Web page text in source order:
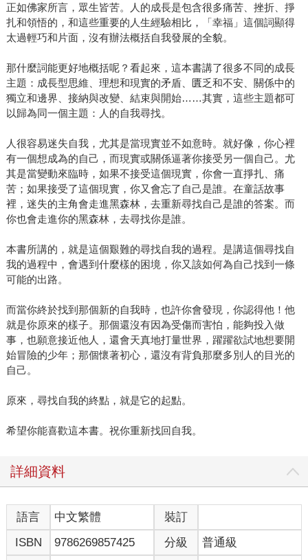
正如佛家所言，眾生皆苦。人的成長是包含很多痛苦、挫折、掙
扎和領悟的，和這些重要的人生經驗相比，「幸福」這個詞顯得
太過輕巧和片面，沒有辦法概括自我發展的全貌。
那什麼詞能更好地概括呢？看起來，這本書講了很多不同的成長
主題：成長型思維、理想和現實的矛盾、匱乏和不安、關係中的
獨立和邊界、接納與改變、結束與開始……其實，這些主題都可
以歸為同一個主題：人的自我尋找。
人很容易迷失自我，尤其是當現實並不如意時。就好像，你心裡
有一個想成為的自己，而現實或關係逼著你接受另一個自己。尤
其是當變動來臨時，如果不接受這個現實，你會一直掙扎、痛
苦；如果接受了這個現實，你又會忘了自己是誰。在童話故事
裡，迷失的主角會走進黑森林，去重新尋找自己是誰的答案。而
你也會走進你的黑森林，去尋找你是誰。
本書所講的，就是這個艱難的尋找自我的過程。是講這個尋找自
我的過程中，會遇到什麼樣的困境，你又該如何為自己找到一條
可能的出路。
而當你終於找到那個新的自我時，也許你會發現，你認得他！他
就是你原來的樣子。那個還沒有因為受傷而害怕，能夠投入做
事，也願意接近他人，還會天真地打量世界，躍躍欲試地想要開
始冒險的少年；那個懷著初心，還沒有背負那麼多別人的目光的
自己。
原來，尋找自我的終點，就是它的起點。
希望你能喜歡這本書。祝你重新找回自我。
詳細資料
語言 中文繁體
裝訂
ISBN
9786269857425 分級 普通級